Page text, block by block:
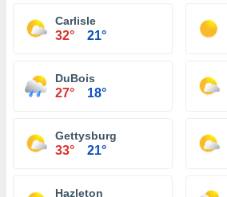
Carlisle
32° 21°
DuBois
27° 18°
Gettysburg
33° 21°
Hazleton